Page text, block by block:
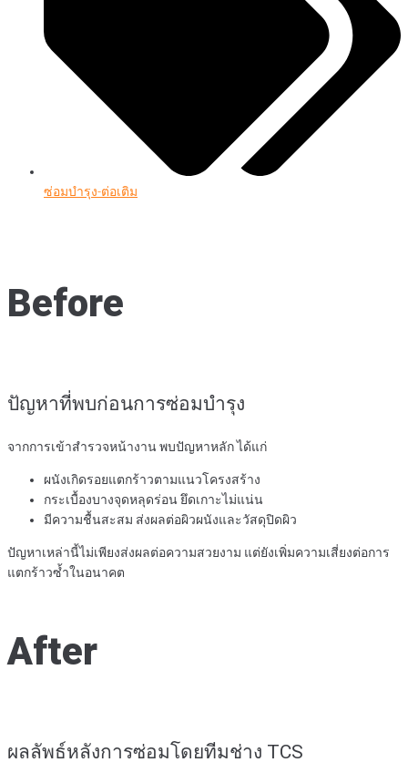
ซ่อมบำรุง-ต่อเติม
Before
ปัญหาที่พบก่อนการซ่อมบำรุง
จากการเข้าสำรวจหน้างาน พบปัญหาหลัก ได้แก่
ผนังเกิดรอยแตกร้าวตามแนวโครงสร้าง
กระเบื้องบางจุดหลุดร่อน ยึดเกาะไม่แน่น
มีความชื้นสะสม ส่งผลต่อผิวผนังและวัสดุปิดผิว
ปัญหาเหล่านี้ไม่เพียงส่งผลต่อความสวยงาม แต่ยังเพิ่มความเสี่ยงต่อการ
แตกร้าวซ้ำในอนาคต
After
ผลลัพธ์หลังการซ่อมโดยทีมช่าง TCS